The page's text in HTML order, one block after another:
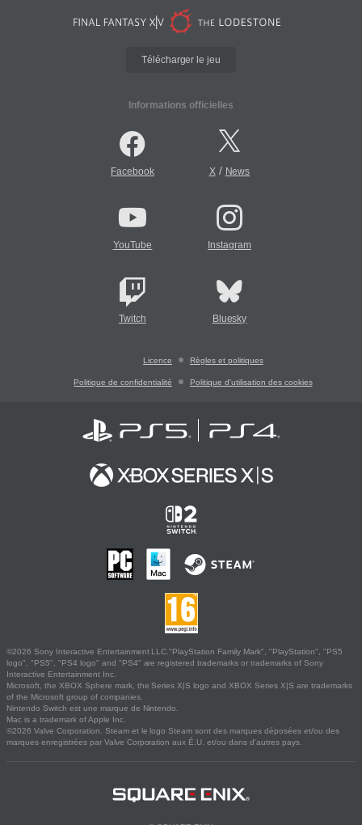
Télécharger le jeu
Informations officielles
Facebook X/ News
YouTube Instagram
Twitch Bluesky
Licence Règles et politiques
Politique de confidentialité Politique d'utilisation des cookies
©2026 Sony Interactive Entertainment LLC."PlayStation Family Mark", "PlayStation", "PS5
logo", "PS5", "PS4 logo" and "PS4" are registered trademarks or trademarks of Sony
Interactive Entertainment Inc.
Microsoft, the XBOX Sphere mark, the Series X|S logo and XBOX Series X|S are trademarks
of the Microsoft group of companies.
Nintendo Switch est une marque de Nintendo.
Mac is a trademark of Apple Inc.
©2026 Valve Corporation. Steam et le logo Steam sont des marques déposées et/ou des
marques enregistrées par Valve Corporation aux É.U. et/ou dans d'autres pays.